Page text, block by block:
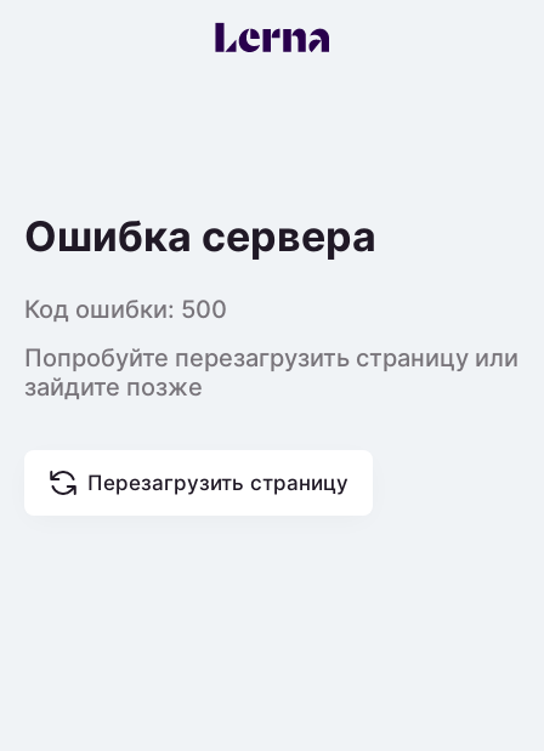
Ошибка сервера
Код ошибки: 500
Попробуйте перезагрузить страницу или
зайдите позже
Перезагрузить страницу